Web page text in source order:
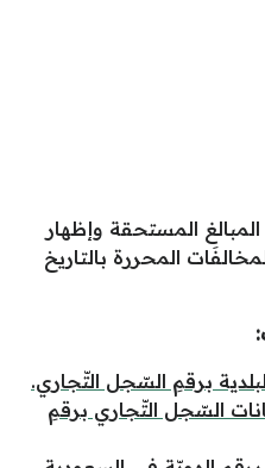
المستحقة وإظهار
المحررة بالتاريخ
برقمِ السّجل التّجاري.
السّجل التّجاري برقمِ